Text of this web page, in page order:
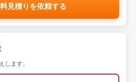
見積りを依頼する
します。